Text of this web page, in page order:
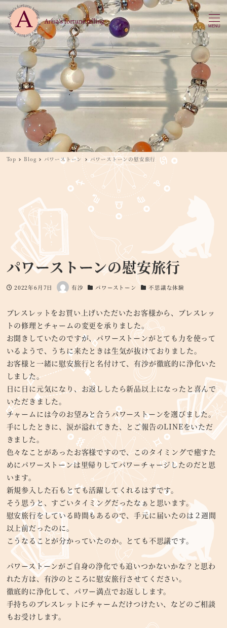
MENU
Top Blog パワーストーン パワーストーンの慰安旅行
パワーストーンの慰安旅行
投稿日
2022年6月7日
著
有沙
カテゴリー
パワーストーン
カテゴリー
不思議な体験
ブレスレットをお買い上げいただいたお客様から、ブレスレッ
トの修理とチャームの変更を承りました。
お聞きしていたのですが、パワーストーンがとても力を使って
いるようで、うちに来たときは生気が抜けておりました。
お客様と一緒に慰安旅行と名付けて、有沙が徹底的に浄化いた
しました。
日に日に元気になり、お返ししたら新品以上になったと喜んで
いただきました。
チャームには今のお望みと合うパワーストーンを選びました。
手にしたときに、涙が溢れてきた、とご報告のLINEをいただ
きました。
色々なことがあったお客様ですので、このタイミングで癒すた
めにパワーストーンは里帰りしてパワーチャージしたのだと思
います。
新規参入した石もとても活躍してくれるはずです。
そう思うと、すごいタイミングだったなぁと思います。
慰安旅行をしている時間もあるので、手元に届いたのは２週間
以上前だったのに。
こうなることが分かっていたのか。とても不思議です。
パワーストーンがご自身の浄化でも追いつかないかな？と思わ
れた方は、有沙のところに慰安旅行させてください。
徹底的に浄化して、パワー満点でお返しします。
手持ちのブレスレットにチャームだけつけたい、などのご相談
もお受けします。